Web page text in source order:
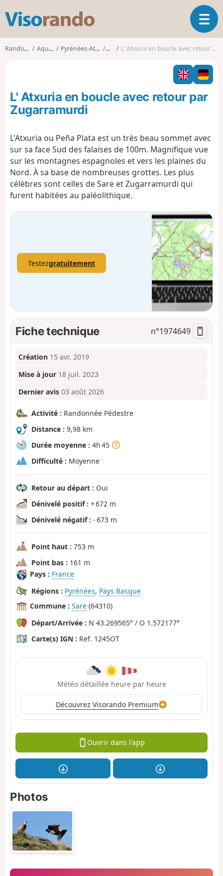
s
o
o
O
u
i
r
l
a
i
g
a
Randonnées Aquitaine Pyrénées-Atlantiques Sare L' Atxuria en boucle avec retour par Zugarramurdi
L' Atxuria en boucle avec retour par
Zugarramurdi
L'Atxuria ou Peña Plata est un très beau sommet avec
sur sa face Sud des falaises de 100m. Magnifique vue
sur les montagnes espagnoles et vers les plaines du
Nord. À sa base de nombreuses grottes. Les plus
célèbres sont celles de Sare et Zugarramurdi qui
furent habitées au paléolithique.
Testezgratuitement
Fiche technique n°1974649
Création 15 avr. 2019
Mise à jour 18 juil. 2023
Dernier avis 03 août 2026
Activité : Randonnée Pédestre
Distance : 9,98 km
Durée moyenne : 4h 45
Difficulté : Moyenne
Retour au départ : Oui
Dénivelé positif : + 672 m
Dénivelé négatif : - 673 m
Point haut : 753 m
Point bas : 161 m
Pays : France
Régions : Pyrénées, Pays Basque
Commune : Sare (64310)
Départ/Arrivée : N 43.269565° / O 1.572177°
Carte(s) IGN : Ref. 1245OT
Météo détaillée heure par heure
Découvrez Visorando Premium
Ouvrir dans l'app
Photos